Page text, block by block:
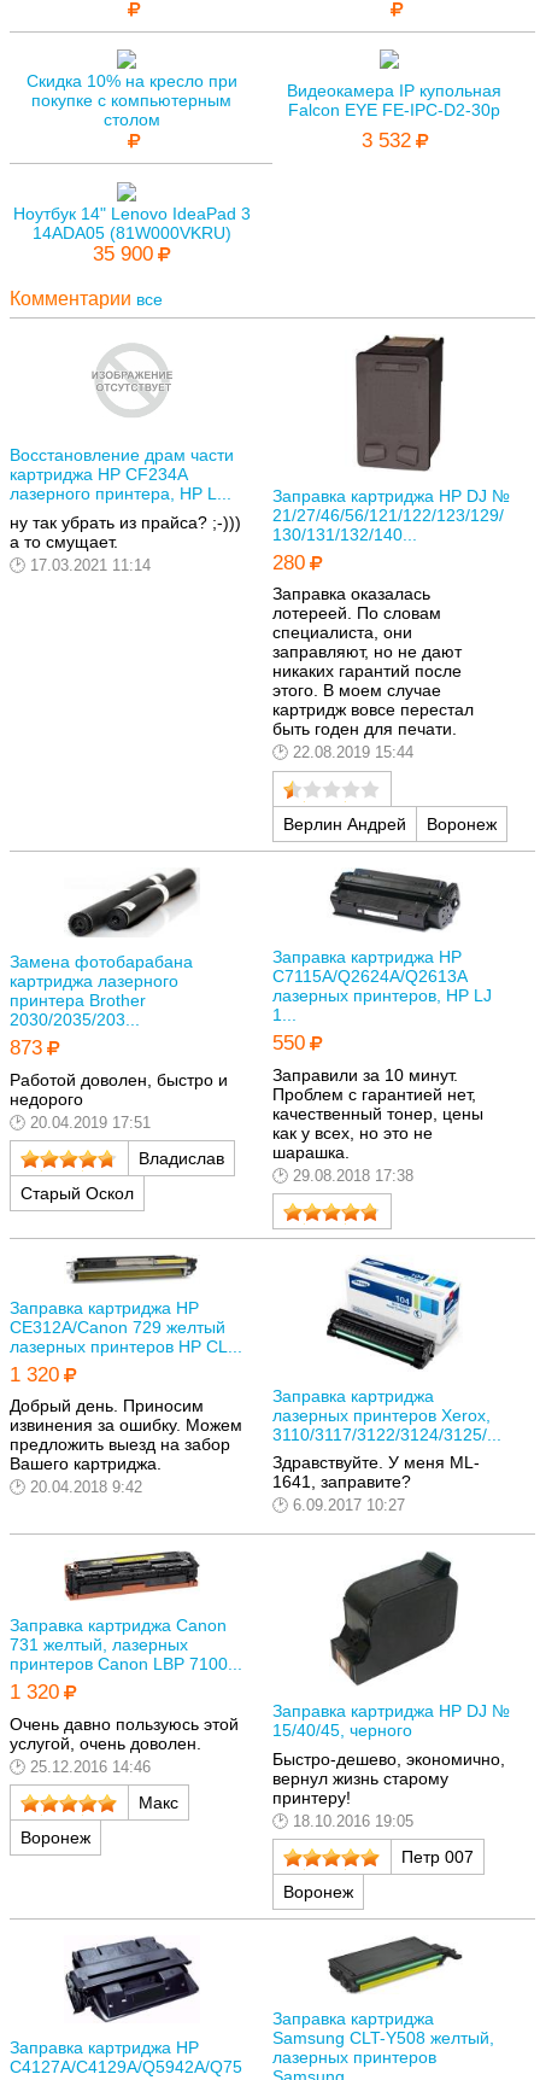
Скидка 10% на кресло при
покупке с компьютерным
столом
Видеокамера IP купольная
Falcon EYE FE-IPC-D2-30p
3 532
Ноутбук 14" Lenovo IdeaPad 3
14ADA05 (81W000VKRU)
35 900
Комментарии все
Восстановление драм части
картриджа HP CF234A
лазерного принтера, HP L...
ну так убрать из прайса? ;-)))
а то смущает.
17.03.2021 11:14
Заправка картриджа HP DJ №
21/27/46/56/121/122/123/129/
130/131/132/140...
280
Заправка оказалась
лотереей. По словам
специалиста, они
заправляют, но не дают
никаких гарантий после
этого. В моем случае
картридж вовсе перестал
быть годен для печати.
22.08.2019 15:44
Верлин Андрей Воронеж
Замена фотобарабана
картриджа лазерного
принтера Brother
2030/2035/203...
873
Работой доволен, быстро и
недорого
20.04.2019 17:51
Владислав
Старый Оскол
Заправка картриджа HP
C7115A/Q2624A/Q2613A
лазерных принтеров, HP LJ
1...
550
Заправили за 10 минут.
Проблем с гарантией нет,
качественный тонер, цены
как у всех, но это не
шарашка.
29.08.2018 17:38
Заправка картриджа HP
CE312A/Canon 729 желтый
лазерных принтеров HP CL...
1 320
Добрый день. Приносим
извинения за ошибку. Можем
предложить выезд на забор
Вашего картриджа.
20.04.2018 9:42
Заправка картриджа
лазерных принтеров Xerox,
3110/3117/3122/3124/3125/...
Здравствуйте. У меня ML-
1641, заправите?
6.09.2017 10:27
Заправка картриджа Canon
731 желтый, лазерных
принтеров Canon LBP 7100...
1 320
Очень давно пользуюсь этой
услугой, очень доволен.
25.12.2016 14:46
Макс
Воронеж
Заправка картриджа HP DJ №
15/40/45, черного
Быстро-дешево, экономично,
вернул жизнь старому
принтеру!
18.10.2016 19:05
Петр 007
Воронеж
Заправка картриджа HP
C4127A/C4129A/Q5942A/Q75
Заправка картриджа
Samsung CLT-Y508 желтый,
лазерных принтеров
Samsung...